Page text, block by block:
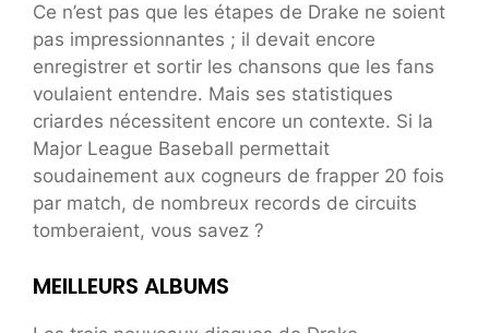
Ce n’est pas que les étapes de Drake ne soient
pas impressionnantes ; il devait encore
enregistrer et sortir les chansons que les fans
voulaient entendre. Mais ses statistiques
criardes nécessitent encore un contexte. Si la
Major League Baseball permettait
soudainement aux cogneurs de frapper 20 fois
par match, de nombreux records de circuits
tomberaient, vous savez ?
MEILLEURS ALBUMS